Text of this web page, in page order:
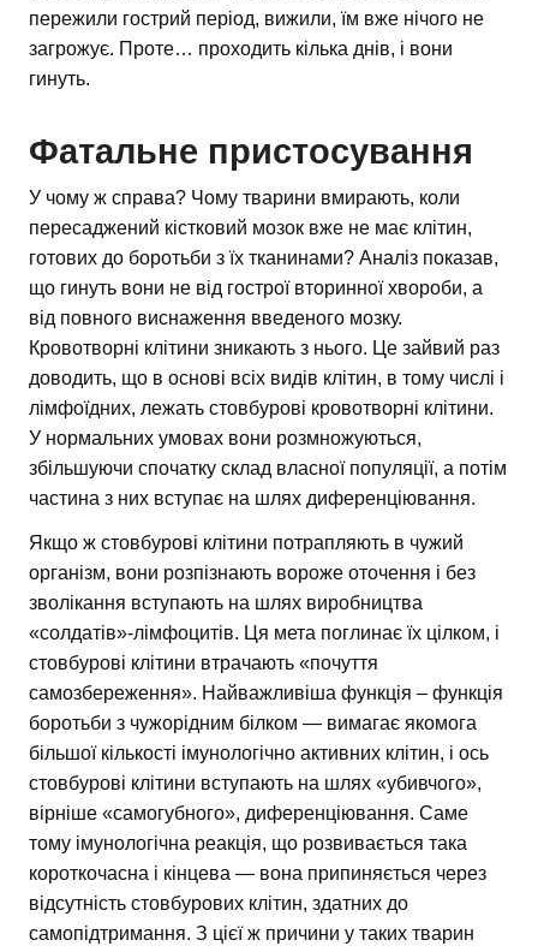
пережили гострий період, вижили, їм вже нічого не
загрожує. Проте… проходить кілька днів, і вони
гинуть.
Фатальне пристосування
У чому ж справа? Чому тварини вмирають, коли
пересаджений кістковий мозок вже не має клітин,
готових до боротьби з їх тканинами? Аналіз показав,
що гинуть вони не від гострої вторинної хвороби, а
від повного виснаження введеного мозку.
Кровотворні клітини зникають з нього. Це зайвий раз
доводить, що в основі всіх видів клітин, в тому числі і
лімфоїдних, лежать стовбурові кровотворні клітини.
У нормальних умовах вони розмножуються,
збільшуючи спочатку склад власної популяції, а потім
частина з них вступає на шлях диференціювання.
Якщо ж стовбурові клітини потрапляють в чужий
організм, вони розпізнають вороже оточення і без
зволікання вступають на шлях виробництва
«солдатів»-лімфоцитів. Ця мета поглинає їх цілком, і
стовбурові клітини втрачають «почуття
самозбереження». Найважливіша функція – функція
боротьби з чужорідним білком — вимагає якомога
більшої кількості імунологічно активних клітин, і ось
стовбурові клітини вступають на шлях «убивчого»,
вірніше «самогубного», диференціювання. Саме
тому імунологічна реакція, що розвивається така
короткочасна і кінцева — вона припиняється через
відсутність стовбурових клітин, здатних до
самопідтримання. З цієї ж причини у таких тварин